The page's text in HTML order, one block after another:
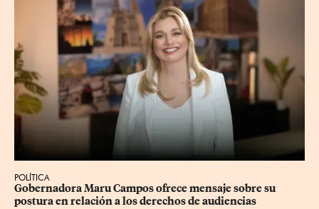
POLÍTICA
Gobernadora Maru Campos ofrece mensaje sobre su
postura en relación a los derechos de audiencias